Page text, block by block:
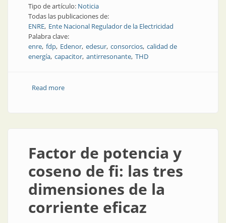
Tipo de artículo: Noticia
Todas las publicaciones de:
ENRE Ente Nacional Regulador de la Electricidad
Palabra clave:
enre fdp Edenor edesur consorcios calidad de
energía capacitor antirresonante THD
Read moreabout Acerca del programa para la mejora del factor
Factor de potencia y
coseno de fi: las tres
dimensiones de la
corriente eficaz